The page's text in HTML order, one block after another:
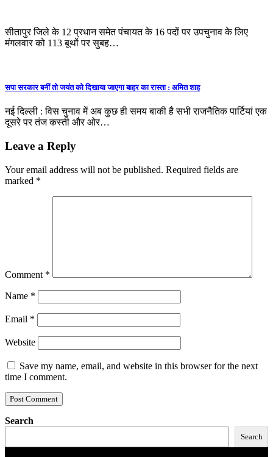
सीतापुर जिले के 12 प्रधान समेत पंचायत के 16 पदों पर उपचुनाव के लिए
मंगलवार को 113 बूथों पर सुबह…
सपा सरकार बनीं तो जयंत को दिखाया जाएगा बाहर का रास्ता : अमित शाह
नई दिल्ली : विस चुनाव में अब कुछ ही समय बाकी है सभी राजनैतिक पार्टियां एक
दूसरे पर तंज कस्ती और ओर…
Leave a Reply
Your email address will not be published. Required fields are
marked *
Comment *
Name *
Email *
Website
Save my name, email, and website in this browser for the next
time I comment.
Search
Search